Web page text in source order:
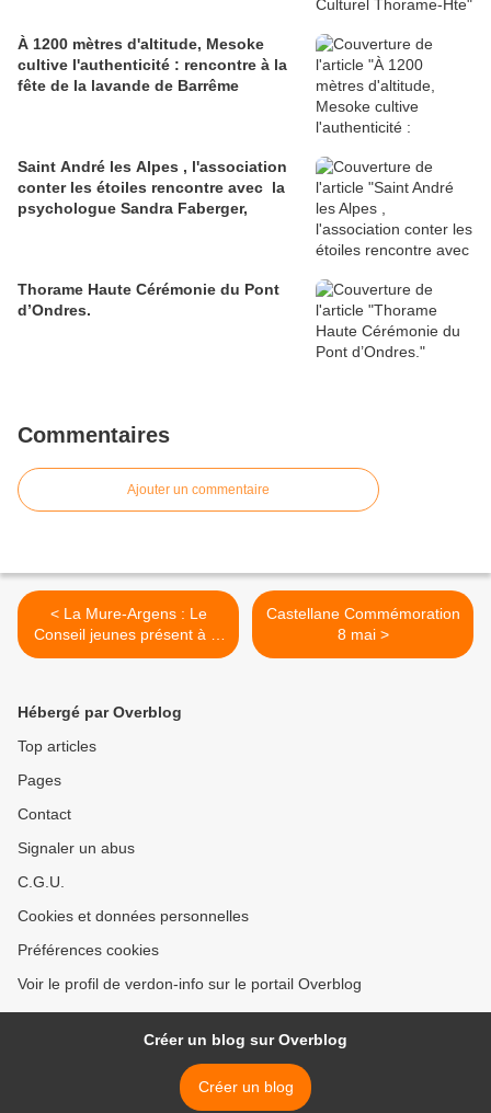
À 1200 mètres d'altitude, Mesoke
cultive l'authenticité : rencontre à la
fête de la lavande de Barrême
Saint André les Alpes , l'association
conter les étoiles rencontre avec la
psychologue Sandra Faberger,
Thorame Haute Cérémonie du Pont
d’Ondres.
Commentaires
Ajouter un commentaire
< La Mure-Argens : Le
Conseil jeunes présent à la
commémoration du 8 mai
municipal.
Castellane Commémoration
8 mai >
Hébergé par Overblog
Top articles
Pages
Contact
Signaler un abus
C.G.U.
Cookies et données personnelles
Préférences cookies
Voir le profil de verdon-info sur le portail Overblog
Créer un blog sur Overblog
Créer un blog